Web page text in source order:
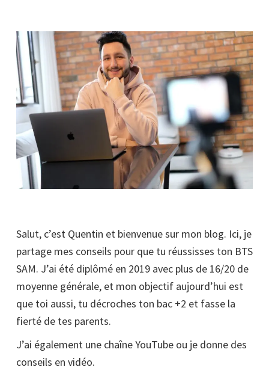
Salut, c’est Quentin et bienvenue sur mon blog. Ici, je
partage mes conseils pour que tu réussisses ton BTS
SAM. J’ai été diplômé en 2019 avec plus de 16/20 de
moyenne générale, et mon objectif aujourd’hui est
que toi aussi, tu décroches ton bac +2 et fasse la
fierté de tes parents.
J’ai également une chaîne YouTube ou je donne des
conseils en vidéo.